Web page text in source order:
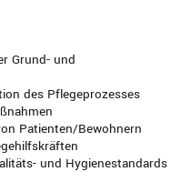
Grund- und
des Pflegeprozesses
Patienten/Bewohnern
und Hygienestandards